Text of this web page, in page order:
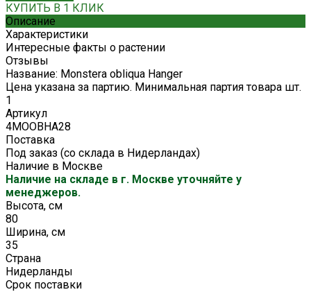
КУПИТЬ В 1 КЛИК
Описание
Характеристики
Интересные факты о растении
Отзывы
Название: Monstera obliqua Hanger
Цена указана за партию. Минимальная партия товара шт.
1
Артикул
4MOOBHA28
Поставка
Под заказ (со склада в Нидерландах)
Наличие в Москве
Наличие на складе в г. Москве уточняйте у
менеджеров.
Высота, см
80
Ширина, см
35
Страна
Нидерланды
Срок поставки